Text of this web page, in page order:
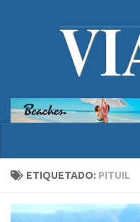
ETIQUETADO: PITUIL